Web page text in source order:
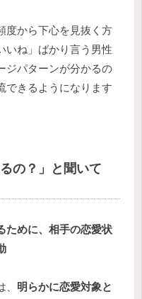
度から下心を見抜く方
いね」ばかり言う男性
ジパターンが分かるの
できるようになります
の？」と聞いて
ために、相手の恋愛状
明らかに恋愛対象と